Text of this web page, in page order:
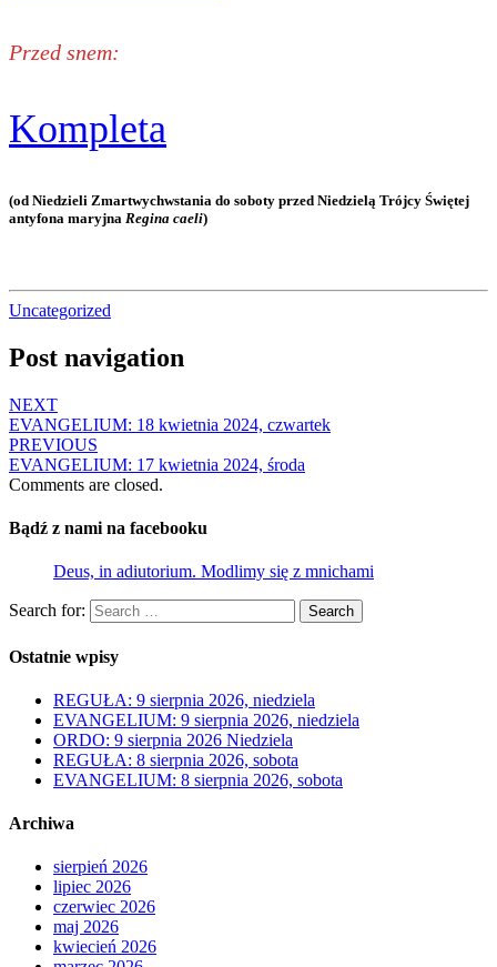
Przed snem:
Kompleta
(od Niedzieli Zmartwychwstania do soboty przed Niedzielą Trójcy Świętej
antyfona maryjna Regina caeli)
Uncategorized
Post navigation
NEXT
EVANGELIUM: 18 kwietnia 2024, czwartek
PREVIOUS
EVANGELIUM: 17 kwietnia 2024, środa
Comments are closed.
Bądź z nami na facebooku
Deus, in adiutorium. Modlimy się z mnichami
Search for: Search
Ostatnie wpisy
REGUŁA: 9 sierpnia 2026, niedziela
EVANGELIUM: 9 sierpnia 2026, niedziela
ORDO: 9 sierpnia 2026 Niedziela
REGUŁA: 8 sierpnia 2026, sobota
EVANGELIUM: 8 sierpnia 2026, sobota
Archiwa
sierpień 2026
lipiec 2026
czerwiec 2026
maj 2026
kwiecień 2026